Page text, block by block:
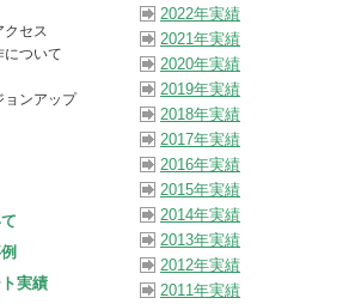
クセス
について
ョンアップ
実績
2022年実績
2021年実績
2020年実績
2019年実績
2018年実績
2017年実績
2016年実績
2015年実績
2014年実績
2013年実績
2012年実績
2011年実績